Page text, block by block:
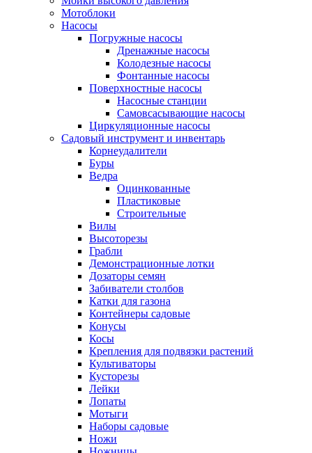
Мотоблоки
Насосы
Погружные насосы
Дренажные насосы
Колодезные насосы
Фонтанные насосы
Поверхностные насосы
Насосные станции
Самовсасывающие насосы
Циркуляционные насосы
Садовый инструмент и инвентарь
Корнеудалители
Буры
Ведра
Оцинкованные
Пластиковые
Строительные
Вилы
Высоторезы
Грабли
Демонстрационные лотки
Дозаторы семян
Забиватели столбов
Катки для газона
Контейнеры садовые
Конусы
Косы
Крепления для подвязки растений
Культиваторы
Кусторезы
Лейки
Лопаты
Мотыги
Наборы садовые
Ножи